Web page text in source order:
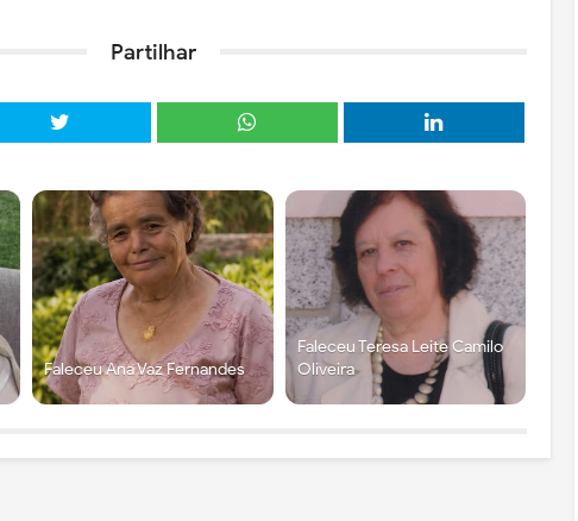
Partilhar
Faleceu Ana Vaz Fernandes
Faleceu Teresa Leite Camilo
Oliveira